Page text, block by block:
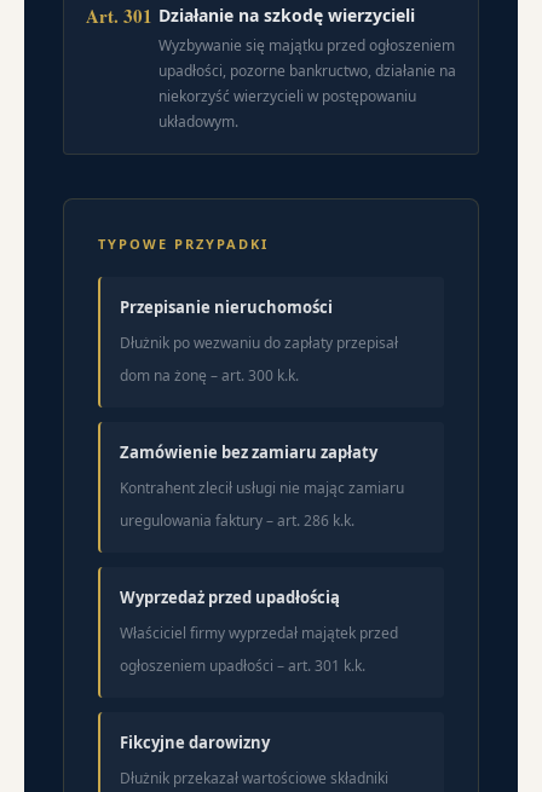
Art. 301 Działanie na szkodę wierzycieli
Wyzbywanie się majątku przed ogłoszeniem
upadłości, pozorne bankructwo, działanie na
niekorzyść wierzycieli w postępowaniu
układowym.
TYPOWE PRZYPADKI
Przepisanie nieruchomości
Dłużnik po wezwaniu do zapłaty przepisał
dom na żonę – art. 300 k.k.
Zamówienie bez zamiaru zapłaty
Kontrahent zlecił usługi nie mając zamiaru
uregulowania faktury – art. 286 k.k.
Wyprzedaż przed upadłością
Właściciel firmy wyprzedał majątek przed
ogłoszeniem upadłości – art. 301 k.k.
Fikcyjne darowizny
Dłużnik przekazał wartościowe składniki